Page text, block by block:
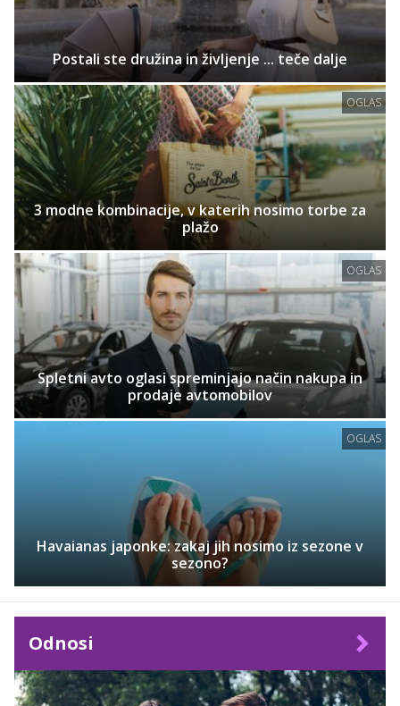
Postali ste družina in življenje ... teče dalje
OGLAS
3 modne kombinacije, v katerih nosimo torbe za
plažo
OGLAS
Spletni avto oglasi spreminjajo način nakupa in
prodaje avtomobilov
OGLAS
Havaianas japonke: zakaj jih nosimo iz sezone v
sezono?
Odnosi